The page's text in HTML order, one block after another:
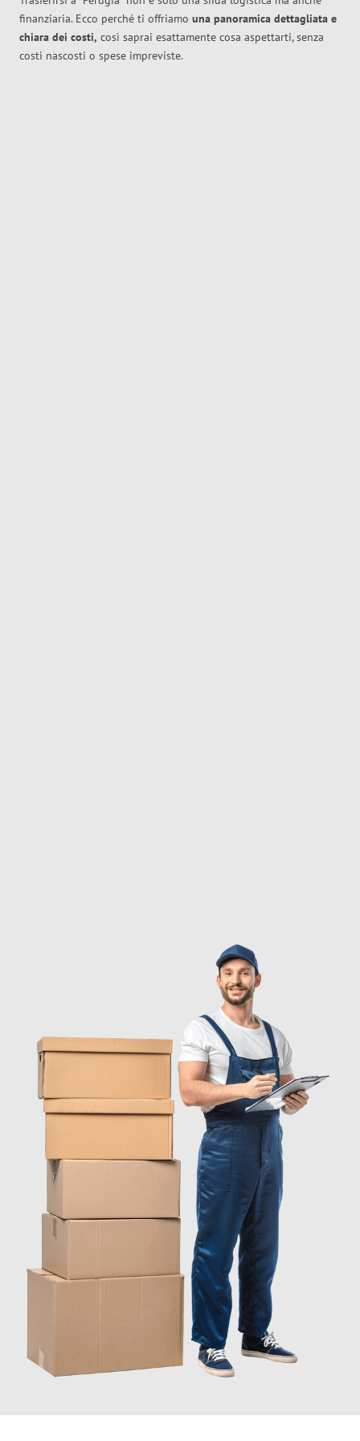
finanziaria. Ecco perché ti offriamo una panoramica dettagliata e
chiara dei costi, così saprai esattamente cosa aspettarti, senza
costi nascosti o spese impreviste.